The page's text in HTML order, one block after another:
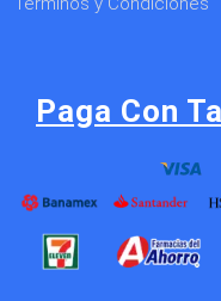
Paga Con